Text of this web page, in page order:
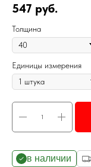
547 руб.
Толщина
Единицы измерения
в наличии